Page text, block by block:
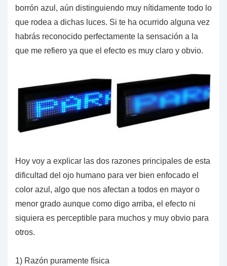
borrón azul, aún distinguiendo muy nítidamente todo lo
que rodea a dichas luces. Si te ha ocurrido alguna vez
habrás reconocido perfectamente la sensación a la
que me refiero ya que el efecto es muy claro y obvio.
Hoy voy a explicar las dos razones principales de esta
dificultad del ojo humano para ver bien enfocado el
color azul, algo que nos afectan a todos en mayor o
menor grado aunque como digo arriba, el efecto ni
siquiera es perceptible para muchos y muy obvio para
otros.
1) Razón puramente física